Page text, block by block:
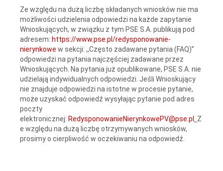
Ze względu na dużą liczbę składanych wniosków nie ma
możliwości udzielenia odpowiedzi na każde zapytanie
Wnioskujących, w związku z tym PSE S.A. publikują pod
adresem: https://www.pse.pl/redysponowanie-
nierynkowe w sekcji: ,,Często zadawane pytania (FAQ)”
odpowiedzi na pytania najczęściej zadawane przez
Wnioskujących. Na pytania już opublikowane, PSE S.A. nie
udzielają indywidualnych odpowiedzi. Jeśli Wnioskujący
nie znajduje odpowiedzi na istotne w procesie pytanie,
może uzyskać odpowiedź wysyłając pytanie pod adres
poczty
elektronicznej: RedysponowanieNierynkowePV@pse.pl
Z
e względu na dużą liczbę otrzymywanych wniosków,
prosimy o cierpliwość w oczekiwaniu na odpowiedź.